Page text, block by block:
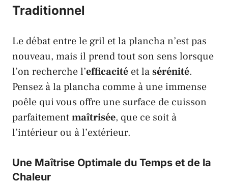
Traditionnel
Le débat entre le gril et la plancha n’est pas
nouveau, mais il prend tout son sens lorsque
l’on recherche l’efficacité et lasérénité.
Pensez à la plancha comme à une immense
poêle qui vous offre une surface de cuisson
parfaitementmaîtrisée, que ce soit à
l’intérieur ou à l’extérieur.
Une Maîtrise Optimale du Temps et de la
Chaleur